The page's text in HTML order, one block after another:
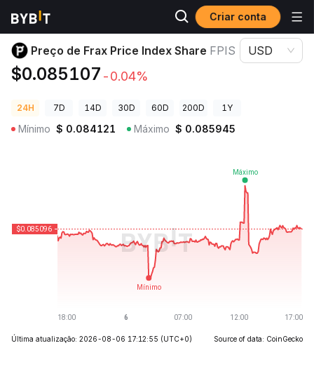
Criar conta
Preços de Criptomoedas Preço de Frax Price Index Share FPIS
Preço de Frax Price Index Share FPIS
$0.085107 -0.04%
USD
24H 7D 14D 30D 60D 200D 1Y
Mínimo $ 0.084121 Máximo $ 0.085945
Última atualização: 2026-08-06 17:12:55 (UTC+0) Source of data: CoinGecko